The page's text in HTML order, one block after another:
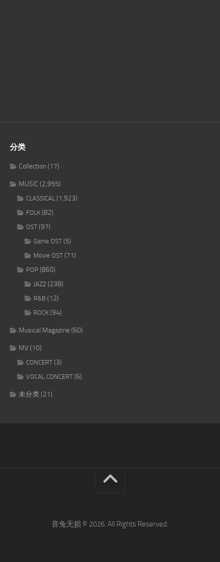
分类
Collection(17)
MUSIC (2,955)
CLASSICAL (1,923)
FOLK (82)
OST (97)
Game OST (5)
Movie OST (71)
POP (860)
JAZZ (238)
R&B (12)
ROCK (94)
Musical Magazine(60)
MV(10)
CONCERT (3)
VOCAL CONCERT (6)
未分类(21)
音兔无损 © 2026. All Rights Reserved.